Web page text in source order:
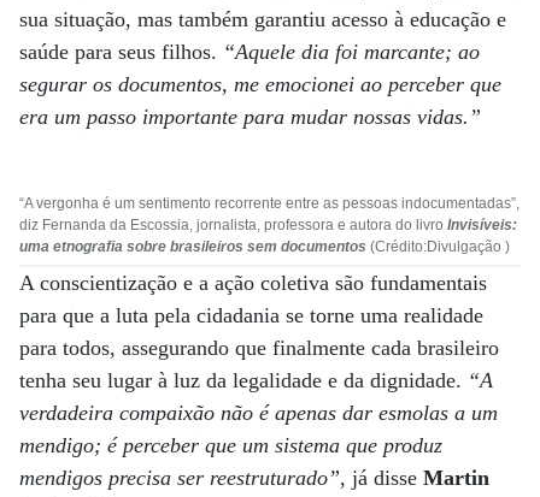
sua situação, mas também garantiu acesso à educação e
saúde para seus filhos. “Aquele dia foi marcante; ao
segurar os documentos, me emocionei ao perceber que
era um passo importante para mudar nossas vidas.”
“A vergonha é um sentimento recorrente entre as pessoas indocumentadas”,
diz Fernanda da Escossia, jornalista, professora e autora do livro Invisíveis:
uma etnografia sobre brasileiros sem documentos (Crédito:Divulgação )
A conscientização e a ação coletiva são fundamentais
para que a luta pela cidadania se torne uma realidade
para todos, assegurando que finalmente cada brasileiro
tenha seu lugar à luz da legalidade e da dignidade. “A
verdadeira compaixão não é apenas dar esmolas a um
mendigo; é perceber que um sistema que produz
mendigos precisa ser reestruturado”, já disse Martin